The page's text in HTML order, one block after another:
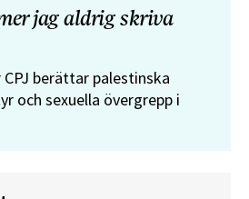
jag aldrig skriva
CPJ berättar palestinska
och sexuella övergrepp i